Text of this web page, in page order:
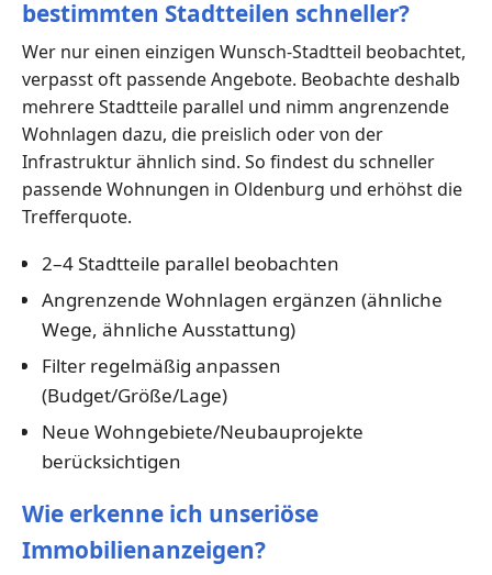
bestimmten Stadtteilen schneller?
Wer nur einen einzigen Wunsch-Stadtteil beobachtet,
verpasst oft passende Angebote. Beobachte deshalb
mehrere Stadtteile parallel und nimm angrenzende
Wohnlagen dazu, die preislich oder von der
Infrastruktur ähnlich sind. So findest du schneller
passende Wohnungen in Oldenburg und erhöhst die
Trefferquote.
2–4 Stadtteile parallel beobachten
Angrenzende Wohnlagen ergänzen (ähnliche
Wege, ähnliche Ausstattung)
Filter regelmäßig anpassen
(Budget/Größe/Lage)
Neue Wohngebiete/Neubauprojekte
berücksichtigen
Wie erkenne ich unseriöse
Immobilienanzeigen?